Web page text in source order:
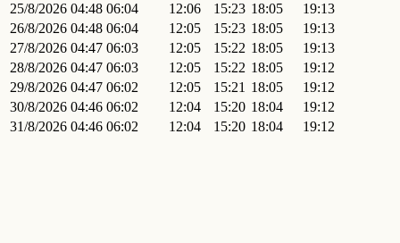
25/8/2026 04:48 06:04 12:06 15:23 18:05
19:13
26/8/2026 04:48 06:04 12:05 15:23 18:05
19:13
27/8/2026 04:47 06:03 12:05 15:22 18:05
19:13
28/8/2026 04:47 06:03 12:05 15:22 18:05
19:12
29/8/2026 04:47 06:02 12:05 15:21 18:05
19:12
30/8/2026 04:46 06:02 12:04 15:20 18:04
19:12
31/8/2026 04:46 06:02 12:04 15:20 18:04 19:12